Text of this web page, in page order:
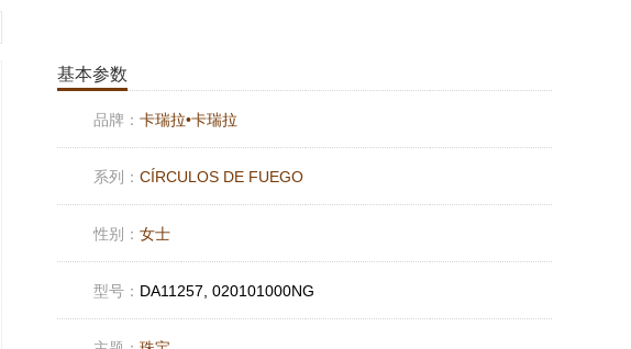
基本参数
品牌： 卡瑞拉•卡瑞拉
系列： CÍRCULOS DE FUEGO
性别： 女士
型号： DA11257, 020101000NG